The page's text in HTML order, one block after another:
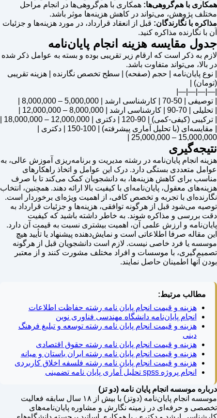
همکاری با هم‌گروهی‌ها: همکاری با هم‌گروهی‌ها در انجام مراحل
مختلف پژوهش، می‌تواند در کاهش هزینه‌ها موثر باشد.
مذاکره با نگارندگان: قبل از انعقاد قرارداد، در مورد هزینه‌ها و جزئیات
آن با نگارنده مذاکره کنید.
جدول مقایسه هزینه انجام پایان‌نامه
لازم به ذکر است که ارقام زیر تقریبی بوده و بسته به عوامل ذکر شده
در بالا، می‌تواند متفاوت باشد.
| نوع پایان‌نامه | حجم (صفحه) | سطح تخصص نگارنده | هزینه تقریبی
(تومان) |
|—|—|—|—|
| توصیفی | 50-70 | کارشناسی ارشد | 5,000,000 – 8,000,000 |
| تحلیلی | 70-90 | کارشناسی ارشد | 8,000,000 – 12,000,000 |
| ترکیبی (کیفی-کمی) | 90-120 | دکتری | 12,000,000 – 18,000,000 |
| مقایسه‌ای (با تحلیل آماری پیشرفته) | 100-150 | دکتری |
15,000,000 – 25,000,000 |
نتیجه‌گیری
هزینه انجام پایان‌نامه در رشته مدیریت و برنامه‌ریزی آموزش عالی، به
عوامل متعددی بستگی دارد. درک این عوامل و اتخاذ راهکارهای
مناسب برای کاهش هزینه‌ها، به دانشجویان کمک می‌کند تا با صرف
هزینه‌های معقول، پایان‌نامه‌ای با کیفیت بالا ارائه دهند. همچنین، انتخاب
نگارنده‌ای با تجربه و تخصص کافی، از اهمیت ویژه‌ای برخوردار است.
توصیه می‌شود قبل از هرگونه توافقی، هزینه‌ها و جزئیات قرارداد به
دقت بررسی و مذاکره شوند. به خاطر داشته باشید که کیفیت
پایان‌نامه و ارزش علمی آن، اهمیت بیشتری نسبت به قیمت آن دارد.
این مقاله صرفا اطلاعاتی است و نمایش‌دهنده پیشنهاد یا تأیید هیچ
موسسه یا فرد خاصی نیست. لازم است دانشجویان قبل از هرگونه
تصمیم‌گیری، با موسسات و افراد مختلف مشورت کنند و از معتبر
بودن آنها اطمینان حاصل نمایند.
مطالب مرتبط:
هزینه و قیمت انجام پایان نامه رشته حفاظت اطلاعات
انجام پایان‌نامه دانشگاه مهندسی فناوری نوین
هزینه و قیمت انجام پایان نامه رشته توسعه و تبلیغ فرهنگ
دینی
هزینه و قیمت انجام پایان نامه رشته حقوق اقتصادی
هزینه و قیمت انجام پایان نامه رشته ایران باستان و میانه
هزینه و قیمت انجام پایان نامه رشته فلسفه اخلاق کاربردی
انجام پروژه spss تحلیل آماری پایان نامه تضمینی
درباره موسسه انجام پایان نامه (دو تز)
موسسه انجام پایان‌نامه (دوتز) با بیش از ۱۸ سال سابقه فعالیت
تخصصی و حرفه‌ای در زمینه نگارش و مشاوره پایان‌نامه‌های